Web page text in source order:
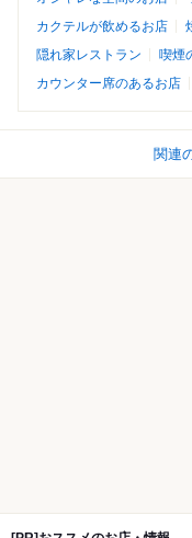
カクテルが飲めるお店
隠れ家レストラン
喫煙
カウンター席のあるお店
関連